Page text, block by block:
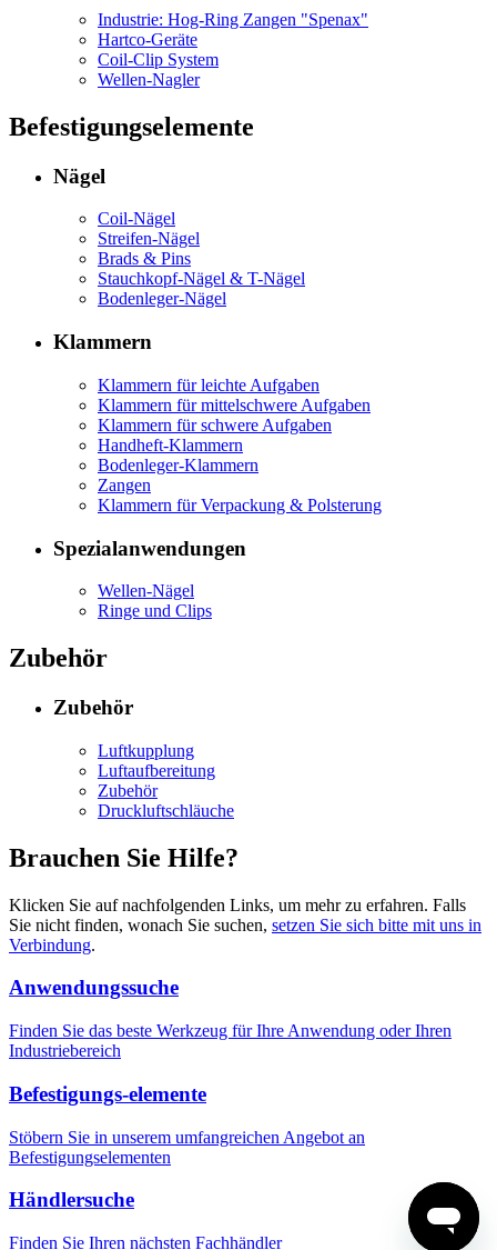
Industrie: Hog-Ring Zangen "Spenax"
Hartco-Geräte
Coil-Clip System
Wellen-Nagler
Befestigungselemente
Nägel
Coil-Nägel
Streifen-Nägel
Brads & Pins
Stauchkopf-Nägel & T-Nägel
Bodenleger-Nägel
Klammern
Klammern für leichte Aufgaben
Klammern für mittelschwere Aufgaben
Klammern für schwere Aufgaben
Handheft-Klammern
Bodenleger-Klammern
Zangen
Klammern für Verpackung & Polsterung
Spezialanwendungen
Wellen-Nägel
Ringe und Clips
Zubehör
Zubehör
Luftkupplung
Luftaufbereitung
Zubehör
Druckluftschläuche
Brauchen Sie Hilfe?
Klicken Sie auf nachfolgenden Links, um mehr zu erfahren. Falls
Sie nicht finden, wonach Sie suchen, setzen Sie sich bitte mit uns in
Verbindung.
Anwendungssuche
Finden Sie das beste Werkzeug für Ihre Anwendung oder Ihren
Industriebereich
Befestigungs-elemente
Stöbern Sie in unserem umfangreichen Angebot an
Befestigungselementen
Händlersuche
Finden Sie Ihren nächsten Fachhändler